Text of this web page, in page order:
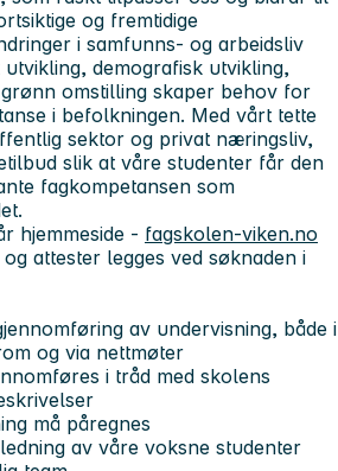
og fremtidige
i samfunns- og arbeidsliv
demografisk utvikling,
omstilling skaper behov for
i befolkningen. Med vårt tette
sektor og privat næringsliv,
slik at våre studenter får den
fagkompetansen som
hjemmeside - fagskolen-viken.no
attester legges ved søknaden i
av undervisning, både i
og via nettmøter
i tråd med skolens
må påregnes
av våre voksne studenter